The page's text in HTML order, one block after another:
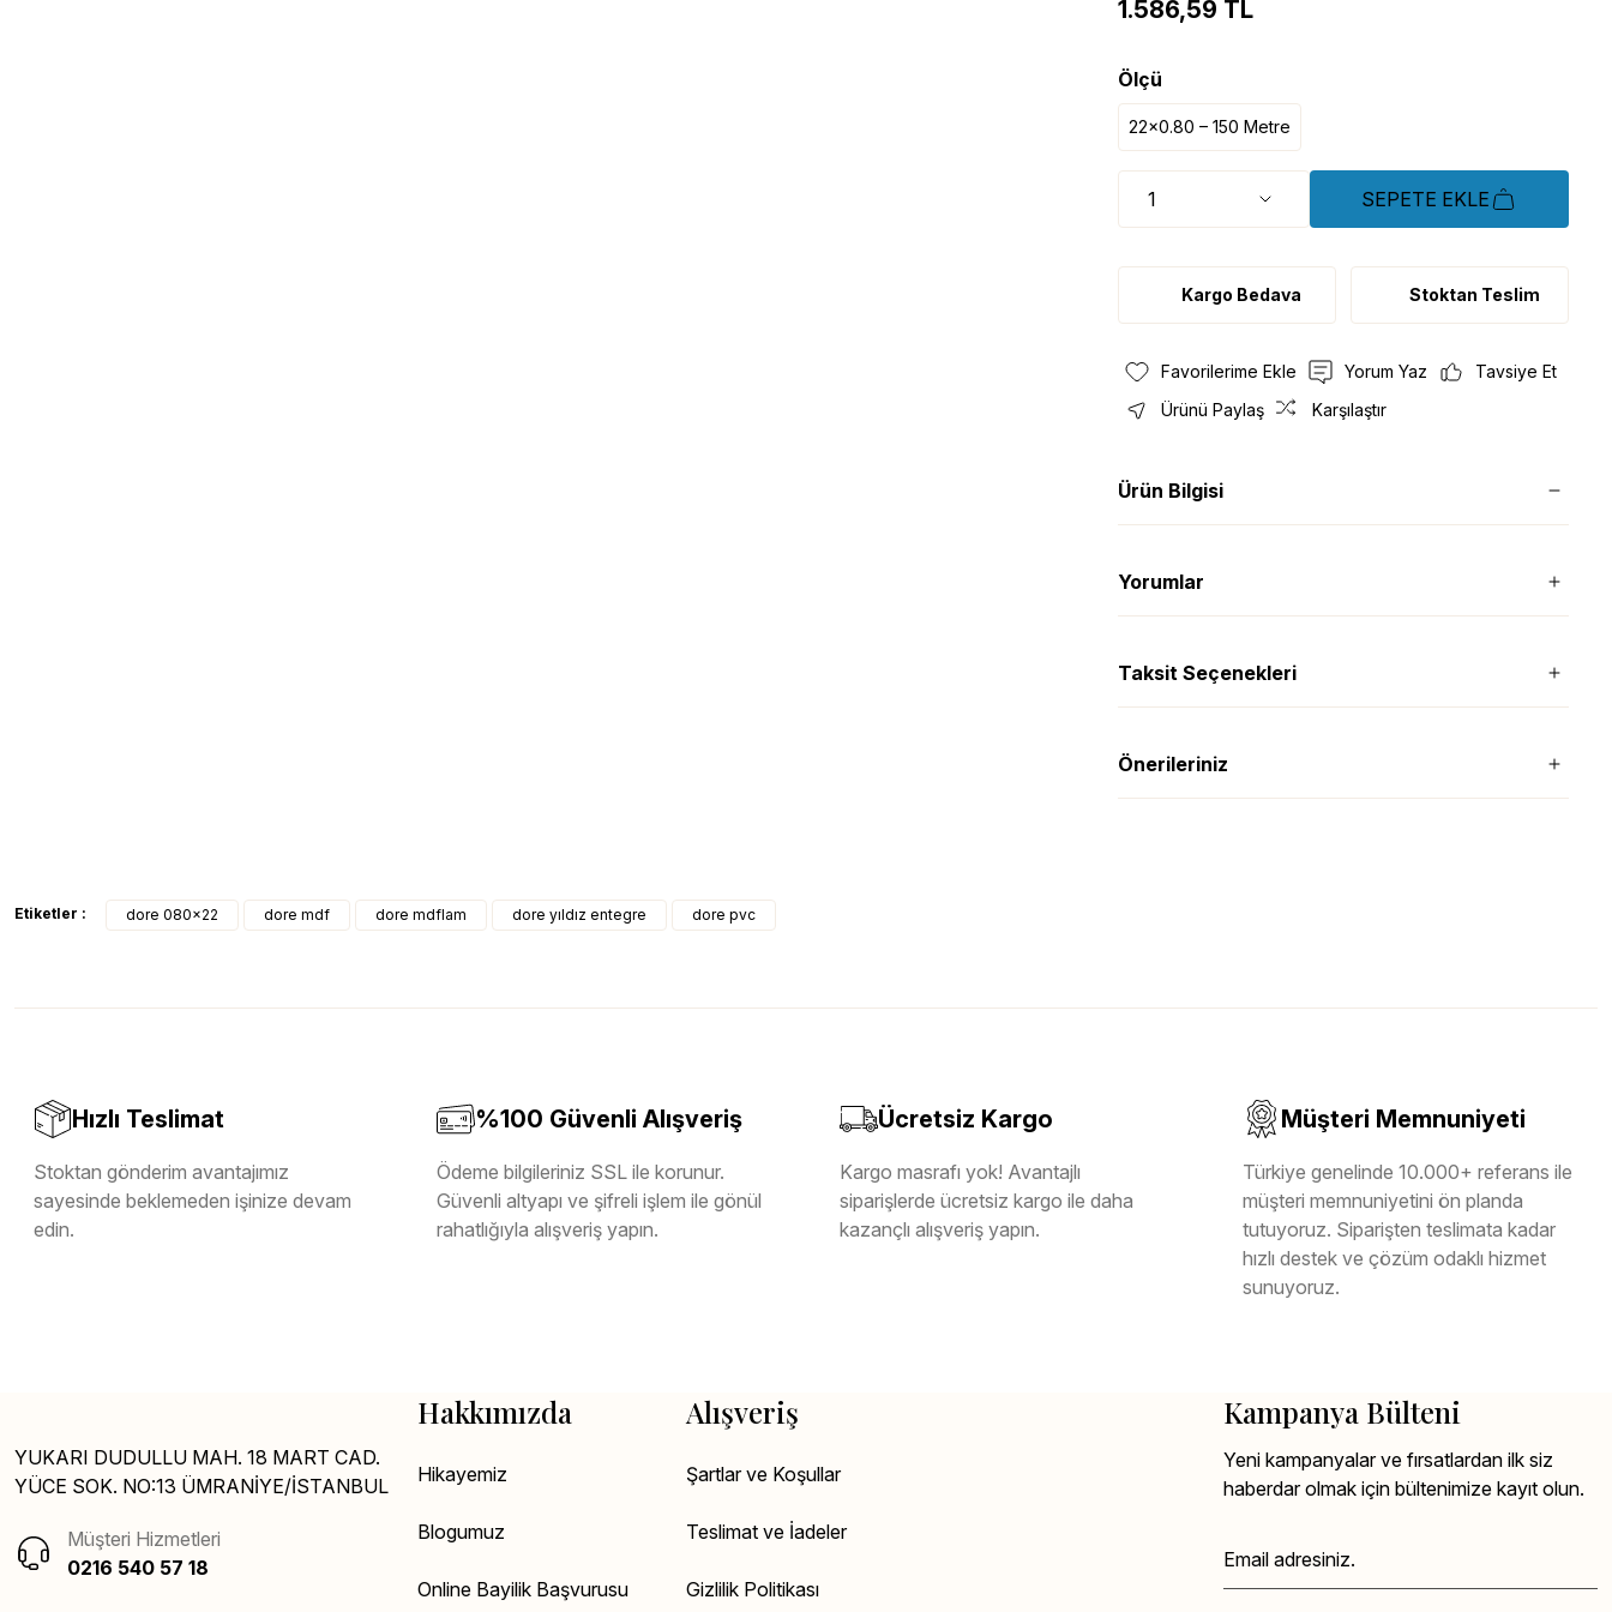
1.586,59 TL
Ölçü
22x0.80 – 150 Metre
SEPETE EKLE
Kargo Bedava Stoktan Teslim
Yorum Yaz
Tavsiye Et
Ürünü Paylaş
Karşılaştır
Ürün Bilgisi
Yorumlar
Taksit Seçenekleri
Önerileriniz
Etiketler : dore 080x22 dore mdf dore mdflam dore yıldız entegre dore pvc
Hızlı Teslimat
Stoktan gönderim avantajımız
sayesinde beklemeden işinize devam
edin.
%100 Güvenli Alışveriş
Ödeme bilgileriniz SSL ile korunur.
Güvenli altyapı ve şifreli işlem ile gönül
rahatlığıyla alışveriş yapın.
Ücretsiz Kargo
Kargo masrafı yok! Avantajlı
siparişlerde ücretsiz kargo ile daha
kazançlı alışveriş yapın.
Müşteri Memnuniyeti
Türkiye genelinde 10.000+ referans ile
müşteri memnuniyetini ön planda
tutuyoruz. Siparişten teslimata kadar
hızlı destek ve çözüm odaklı hizmet
sunuyoruz.
YUKARI DUDULLU MAH. 18 MART CAD.
YÜCE SOK. NO:13 ÜMRANİYE/İSTANBUL
Müşteri Hizmetleri
0216 540 57 18
Hakkımızda
Hikayemiz
Blogumuz
Online Bayilik Başvurusu
Alışveriş
Şartlar ve Koşullar
Teslimat ve İadeler
Gizlilik Politikası
Kampanya Bülteni
Yeni kampanyalar ve fırsatlardan ilk siz
haberdar olmak için bültenimize kayıt olun.